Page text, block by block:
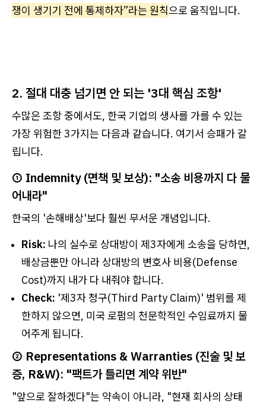
쟁이 생기기 전에 통제하자”라는 원칙으로 움직입니다.
2. 절대 대충 넘기면 안 되는 '3대 핵심 조항'
수많은 조항 중에서도, 한국 기업의 생사를 가를 수 있는
가장 위험한 3가지는 다음과 같습니다. 여기서 승패가 갈
립니다.
① Indemnity (면책 및 보상): "소송 비용까지 다 물
어내라"
한국의 '손해배상'보다 훨씬 무서운 개념입니다.
Risk: 나의 실수로 상대방이 제3자에게 소송을 당하면,
배상금뿐만 아니라 상대방의 변호사 비용(Defense
Cost)까지 내가 다 내줘야 합니다.
Check: '제3자 청구(Third Party Claim)' 범위를 제
한하지 않으면, 미국 로펌의 천문학적인 수임료까지 물
어주게 됩니다.
② Representations & Warranties (진술 및 보
증, R&W): "팩트가 틀리면 계약 위반"
"앞으로 잘하겠다"는 약속이 아니라, "현재 회사의 상태